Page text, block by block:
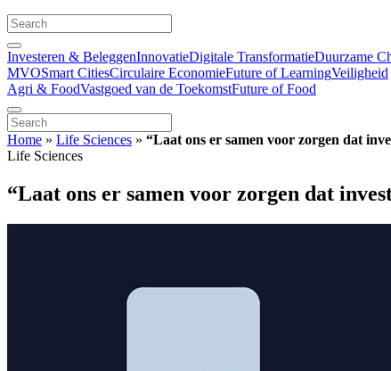
Investeren & BeleggenInnovatieDigitale TransformatieDuurzame
MVOSmart CitiesCirculaire EconomieFuture of LearningVeiligheid
Agri & FoodVastgoed van de ToekomstFuture of Food
Home » Life Sciences » “Laat ons er samen voor zorgen dat
Life Sciences
“Laat ons er samen voor zorgen dat